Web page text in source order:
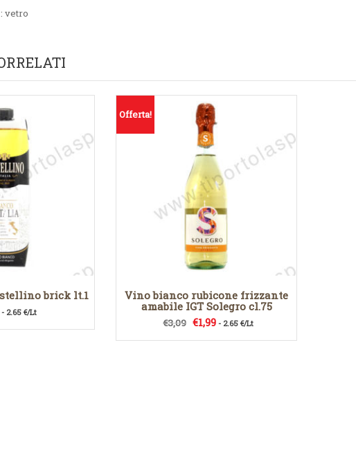
vetro
brick lt.1
2.65 €/Lt
Offerta!
Vino bianco rubicone frizzante
amabile IGT Solegro cl.75
€3,09 Il
€1,99Il
- 2.65 €/Lt